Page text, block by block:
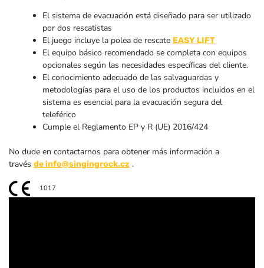
El sistema de evacuación está diseñado para ser utilizado
por dos rescatistas
El juego incluye la polea de rescate EASY LIFT
El equipo básico recomendado se completa con equipos
opcionales según las necesidades específicas del cliente.
El conocimiento adecuado de las salvaguardas y
metodologías para el uso de los productos incluidos en el
sistema es esencial para la evacuación segura del
teleférico
Cumple el Reglamento EP y R (UE) 2016/424
No dude en contactarnos para obtener más información a
través de info@singingrock.cz .
1017